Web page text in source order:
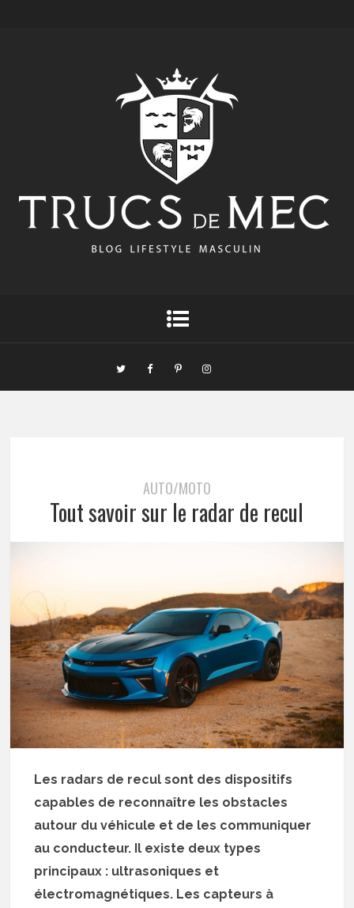
AUTO/MOTO
Tout savoir sur le radar de recul
Les radars de recul sont des dispositifs
capables de reconnaître les obstacles
autour du véhicule et de les communiquer
au conducteur. Il existe deux types
principaux : ultrasoniques et
électromagnétiques. Les capteurs à